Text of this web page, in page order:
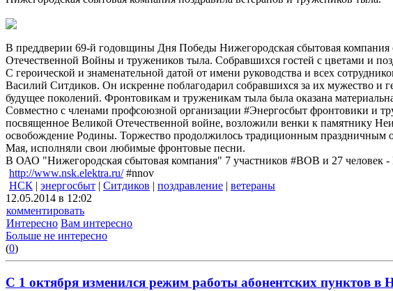
В преддверии 69-й годовщины Дня Победы Нижегородская сбытовая
Отечественной Войны и тружеников тыла. Собравшихся гостей с цветами и
С героической и знаменательной датой от имени руководства и всех
Василий Ситдиков. Он искренне поблагодарил собравшихся за их мужество и
будущее поколений. Фронтовикам и труженикам тыла была оказана
Совместно с членами профсоюзной организации #Энергосбыт фронтовики и
посвященное Великой Отечественной войне, возложили венки к памятнику
освобождение Родины. Торжество продолжилось традиционным праздничным
Мая, исполняли свои любимые фронтовые песни.
В ОАО "Нижегородская сбытовая компания" 7 участников #ВОВ и 27 человек
http://www.nsk.elektra.ru/#nnov
НСК | энергосбыт | Ситдиков | поздравление | ветераны
12.05.2014 в 12:02
комментировать
Интересно Вам интересно
Больше не интересно
(0)
С 1 октября изменился режим работы абонентских пунктов